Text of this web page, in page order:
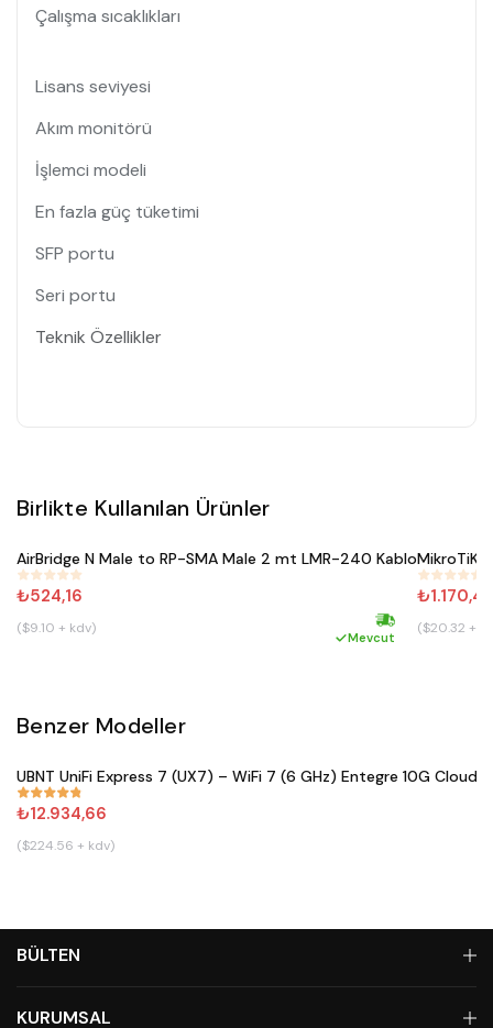
Teknik Özellikler
Çalışma sıcaklıkları
Lisans seviyesi
Akım monitörü
İşlemci modeli
En fazla güç tüketimi
SFP portu
Seri portu
Birlikte Kullanılan Ürünler
#352
Satın Al
AirBridge N Male to RP-SMA Male 2 mt LMR-240 Kablo
₺524,16
($9.10 + kdv) Hızlı kargo
Mevcut
#189
MikroTiK
₺1.170,43
($20.32 +
Benzer Modeller
#833
UBNT UniFi Express 7 (UX7) – WiFi 7 (6 GHz) Entegre 10G
₺12.934,66
($224.56 + kdv)
BÜLTEN
KURUMSAL